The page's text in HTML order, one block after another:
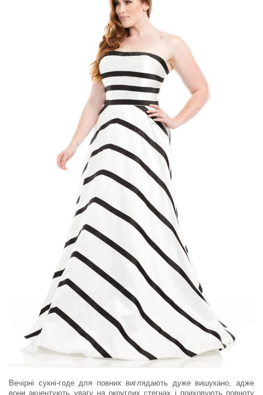
Вечірні сукні-годе для повних виглядають дуже вишукано, адже
вони акцентують увагу на округлих стегнах і приховують повноту